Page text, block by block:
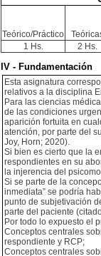
Teórico/Práctico
1 Hs. 2 Hs.
IV - Fundamentación
Esta asignatura
relativos a la disciplina
Para las ciencias
de las condiciones
aparición fortuita en
atención, por parte del
Joy, Horn; 2020).
Si bien es cierto que la
respondientes en su
la injerencia del
Si se parte de la
inmediata” se podría
punto de subjetivación
parte del paciente
Por todo lo expuesto el
Conceptos centrales
respondiente y RCP;
Conceptos centrales